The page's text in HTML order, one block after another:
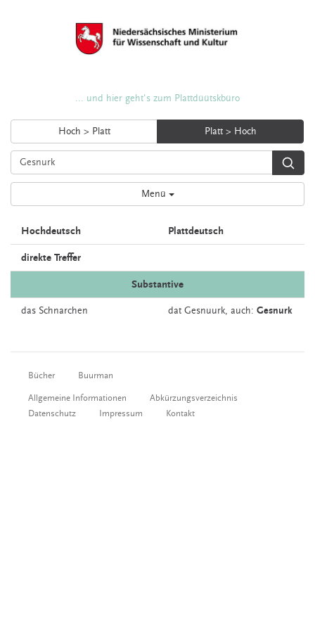
... und hier geht's zum Plattdüütskbüro
Hoch > Platt Platt > Hoch
Menü
Hochdeutsch Plattdeutsch
direkte Treffer
Substantive
das Schnarchen dat Gesnuurk, auch: Gesnurk
Bücher Buurman
Allgemeine Informationen
Abkürzungsverzeichnis
Datenschutz
Impressum Kontakt